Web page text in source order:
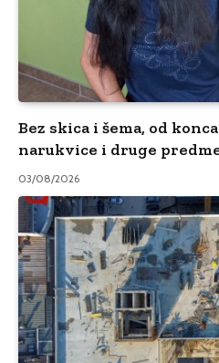
Bez skica i šema, od
narukvice i druge
03/08/2026